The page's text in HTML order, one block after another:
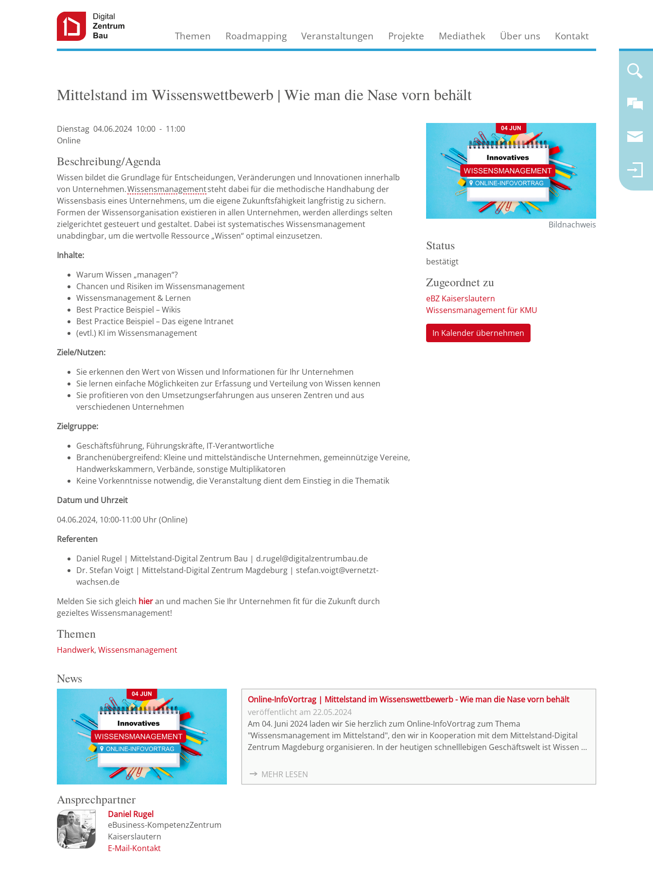
Themen Roadmapping Veranstaltungen Projekte Mediathek Über uns Kontakt
Mittelstand im Wissenswettbewerb | Wie man die Nase vorn behält
Dienstag 04.06.2024 10:00 - 11:00
Online
Beschreibung/Agenda
Wissen bildet die Grundlage für Entscheidungen, Veränderungen und Innovationen innerhalb
von Unternehmen.Wissensmanagementsteht dabei für die methodische Handhabung der
Wissensbasis eines Unternehmens, um die eigene Zukunftsfähigkeit langfristig zu sichern.
Formen der Wissensorganisation existieren in allen Unternehmen, werden allerdings selten
zielgerichtet gesteuert und gestaltet. Dabei ist systematisches Wissensmanagement
unabdingbar, um die wertvolle Ressource „Wissen“ optimal einzusetzen.
Inhalte:
Warum Wissen „managen“?
Chancen und Risiken im Wissensmanagement
Wissensmanagement & Lernen
Best Practice Beispiel – Wikis
Best Practice Beispiel – Das eigene Intranet
(evtl.) KI im Wissensmanagement
Ziele/Nutzen:
Sie erkennen den Wert von Wissen und Informationen für Ihr Unternehmen
Sie lernen einfache Möglichkeiten zur Erfassung und Verteilung von Wissen kennen
Sie profitieren von den Umsetzungserfahrungen aus unseren Zentren und aus
verschiedenen Unternehmen
Zielgruppe:
Geschäftsführung, Führungskräfte, IT-Verantwortliche
Branchenübergreifend: Kleine und mittelständische Unternehmen, gemeinnützige Vereine,
Handwerkskammern, Verbände, sonstige Multiplikatoren
Keine Vorkenntnisse notwendig, die Veranstaltung dient dem Einstieg in die Thematik
Datum und Uhrzeit
04.06.2024, 10:00-11:00 Uhr (Online)
Referenten
Daniel Rugel | Mittelstand-Digital Zentrum Bau | d.rugel@digitalzentrumbau.de
Dr. Stefan Voigt | Mittelstand-Digital Zentrum Magdeburg | stefan.voigt@vernetzt-
wachsen.de
Melden Sie sich gleich hieran und machen Sie Ihr Unternehmen fit für die Zukunft durch
gezieltes Wissensmanagement!
Themen
Handwerk Wissensmanagement
Bildnachweis
Status
bestätigt
Zugeordnet zu
eBZ Kaiserslautern
Wissensmanagement für KMU
In Kalender übernehmen
News
Online-InfoVortrag | Mittelstand im Wissenswettbewerb - Wie man die Nase vorn behält
22.05.2024
Am 04. Juni 2024 laden wir Sie herzlich zum Online-InfoVortrag zum Thema
"Wissensmanagement im Mittelstand", den wir in Kooperation mit dem Mittelstand-Digital
Zentrum Magdeburg organisieren. In der heutigen schnelllebigen Geschäftswelt ist Wissen zu
verwaltet, genutzt und weiterentwickelt, um langfristige Wettbewerbsfähigkeit und
Innovation zu gewährleisten? Dieser Beitrag widmet sich der essentiellen Rolle des
MEHR LESEN
Ansprechpartner
Daniel Rugel
eBusiness-KompetenzZentrum
Kaiserslautern